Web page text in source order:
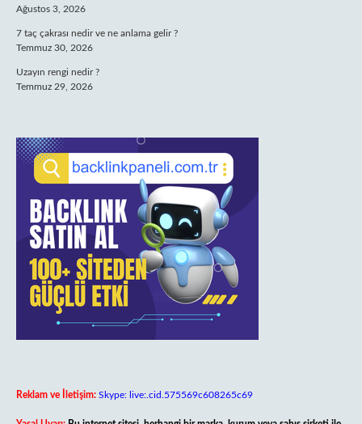
Ağustos 3, 2026
7 taç çakrası nedir ve ne anlama gelir ?
Temmuz 30, 2026
Uzayın rengi nedir ?
Temmuz 29, 2026
Reklam ve İletişim: Skype: live:.cid.575569c608265c69